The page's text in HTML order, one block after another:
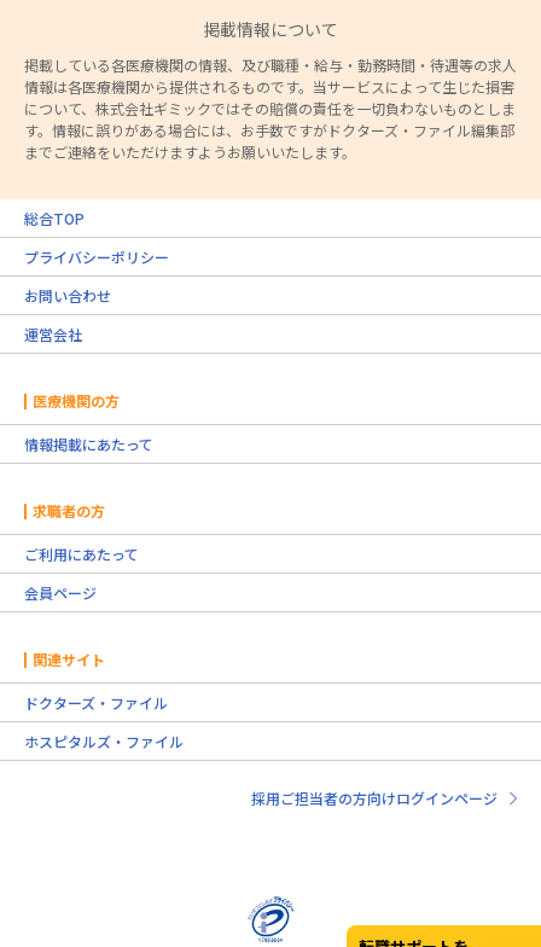
掲載情報について
掲載している各医療機関の情報、及び職種・給与・勤務時間・待遇等の求人
情報は各医療機関から提供されるものです。当サービスによって生じた損害
について、株式会社ギミックではその賠償の責任を一切負わないものとしま
す。情報に誤りがある場合には、お手数ですがドクターズ・ファイル編集部
までご連絡をいただけますようお願いいたします。
総合TOP
プライバシーポリシー
お問い合わせ
運営会社
医療機関の方
情報掲載にあたって
求職者の方
ご利用にあたって
会員ページ
関連サイト
ドクターズ・ファイル
ホスピタルズ・ファイル
採用ご担当者の方向けログインページ